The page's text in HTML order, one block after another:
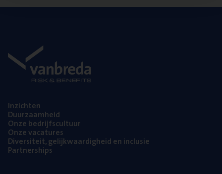
Inzich­ten
Duur­zaam­heid
Onze bedrijfs­cul­tuur
Onze vaca­tu­res
Diver­si­teit, gelijk­waar­dig­heid en inclusie
Part­ner­ships